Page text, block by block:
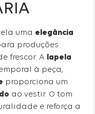
uma elegância
produções
frescor. A
lapela
à peça,
proporciona um
ao vestir. O tom
e reforça a